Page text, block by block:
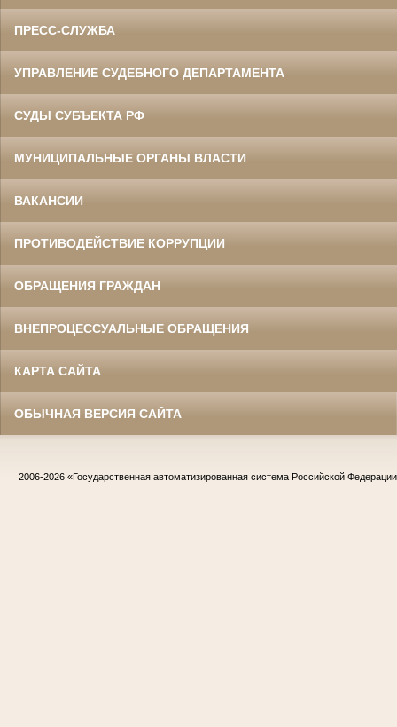
ПРЕСС-СЛУЖБА
УПРАВЛЕНИЕ СУДЕБНОГО ДЕПАРТАМЕНТА
СУДЫ СУБЪЕКТА РФ
МУНИЦИПАЛЬНЫЕ ОРГАНЫ ВЛАСТИ
ВАКАНСИИ
ПРОТИВОДЕЙСТВИЕ КОРРУПЦИИ
ОБРАЩЕНИЯ ГРАЖДАН
ВНЕПРОЦЕССУАЛЬНЫЕ ОБРАЩЕНИЯ
КАРТА САЙТА
ОБЫЧНАЯ ВЕРСИЯ САЙТА
2006-2026 «Государственная автоматизированная система Российской